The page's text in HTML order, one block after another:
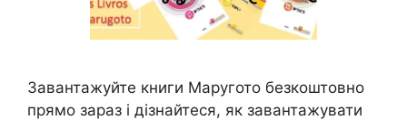
Завантажуйте книги Маругото безкоштовно
прямо зараз і дізнайтеся, як завантажувати